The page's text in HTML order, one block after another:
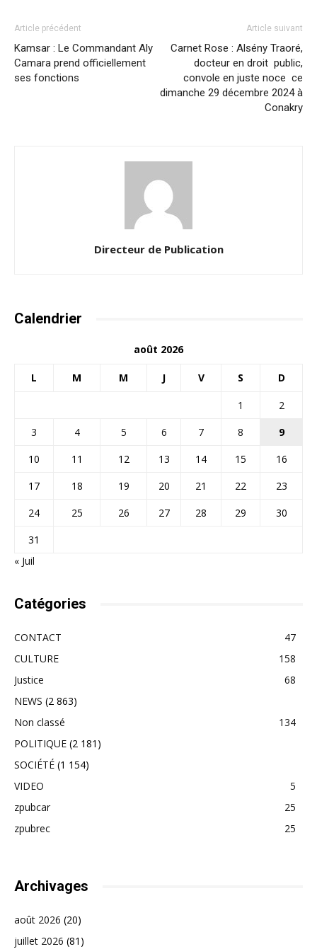
Article précédent
Kamsar : Le Commandant Aly
Camara prend officiellement
ses fonctions
Article suivant
Carnet Rose : Alsény Traoré,
docteur en droit public,
convole en juste noce ce
dimanche 29 décembre 2024 à
Conakry
Directeur de Publication
Calendrier
août 2026
L M M J V S D
1
2
3
4 5 6 7 8
9
10
11 12 13 14 15
16
17
18 19 20 21 22
23
24
25 26 27 28 29
30
31
« Juil
Catégories
CONTACT
47
CULTURE
158
Justice
68
NEWS (2 863)
Non classé
134
POLITIQUE (2 181)
SOCIÉTÉ (1 154)
VIDEO
5
zpubcar
25
zpubrec
25
Archivages
août 2026 (20)
juillet 2026 (81)